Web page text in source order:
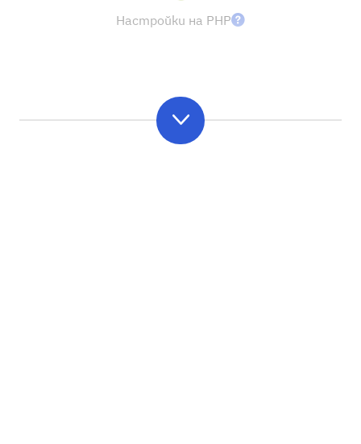
Настройки на PHP